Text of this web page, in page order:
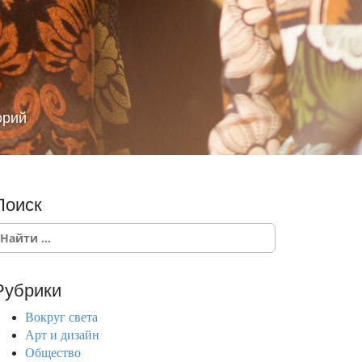
Вокруг света
Арт и дизайн
Общество